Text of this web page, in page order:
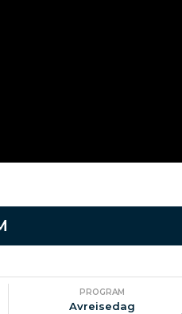
PROGRAM
Avreisedag